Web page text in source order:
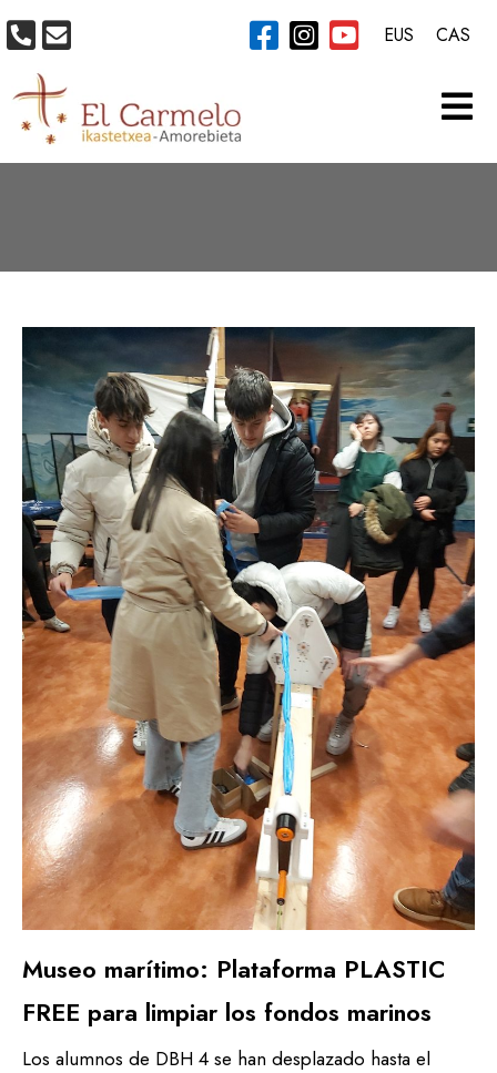
CATEGORÍA:
Museo marítimo: Plataforma PLASTIC
FREE para limpiar los fondos marinos
Los alumnos de DBH 4 se han desplazado hasta el
EUS CAS